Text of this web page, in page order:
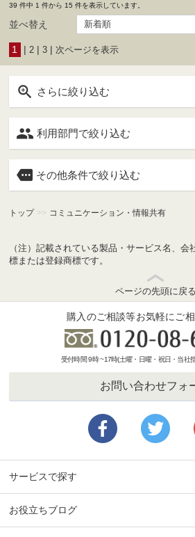
39 件中 1 件から 15 件を表示しています。
並べ替え
1 | 2 | 3 | 次ページを表示
 さらに絞り込む
 利用部門で絞り込む
 その他条件で絞り込む
トップ >> コミュニケーション・情報共有
（注）記載されている製品・サービス名、
標または登録商標です。
ページの先頭に戻る
購入のご相談等お気軽にご
受付時間 9時 ~17時(土曜・日曜・祝日・当社
お問い合わせフォ
サービスで探す
お役立ちブログ